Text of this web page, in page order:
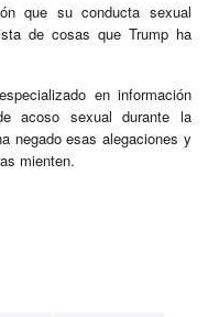
que su conducta sexual
de cosas que Trump ha
en información
acoso sexual durante la
negado esas alegaciones y
mienten.